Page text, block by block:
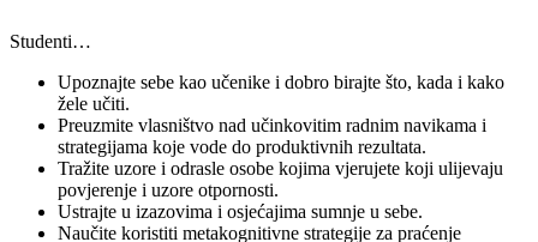
Studenti…
Upoznajte sebe kao učenike i dobro birajte što, kada i kako
žele učiti.
Preuzmite vlasništvo nad učinkovitim radnim navikama i
strategijama koje vode do produktivnih rezultata.
Tražite uzore i odrasle osobe kojima vjerujete koji ulijevaju
povjerenje i uzore otpornosti.
Ustrajte u izazovima i osjećajima sumnje u sebe.
Naučite koristiti metakognitivne strategije za praćenje